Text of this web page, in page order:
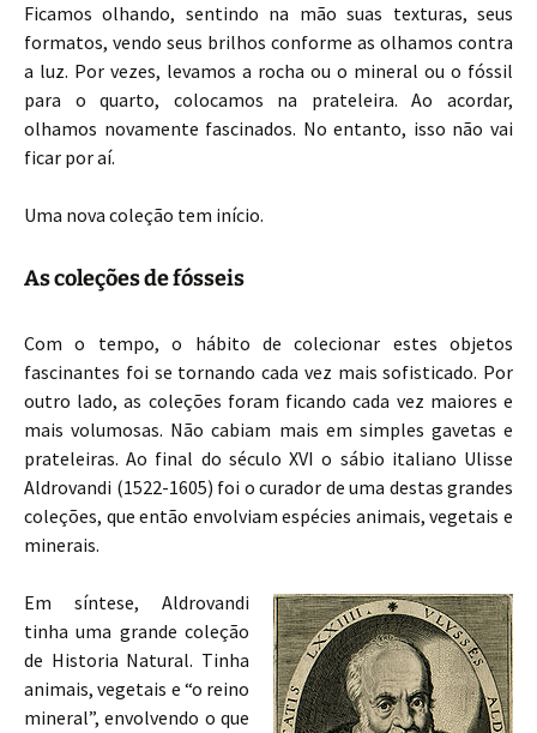
Ficamos olhando, sentindo na mão suas texturas, seus
formatos, vendo seus brilhos conforme as olhamos contra
a luz. Por vezes, levamos a rocha ou o mineral ou o fóssil
para o quarto, colocamos na prateleira. Ao acordar,
olhamos novamente fascinados. No entanto, isso não vai
ficar por aí.
Uma nova coleção tem início.
As coleções de fósseis
Com o tempo, o hábito de colecionar estes objetos
fascinantes foi se tornando cada vez mais sofisticado. Por
outro lado, as coleções foram ficando cada vez maiores e
mais volumosas. Não cabiam mais em simples gavetas e
prateleiras. Ao final do século XVI o sábio italiano Ulisse
Aldrovandi (1522-1605) foi o curador de uma destas grandes
coleções, que então envolviam espécies animais, vegetais e
minerais.
Em síntese, Aldrovandi
tinha uma grande coleção
de Historia Natural. Tinha
animais, vegetais e “o reino
mineral”, envolvendo o que